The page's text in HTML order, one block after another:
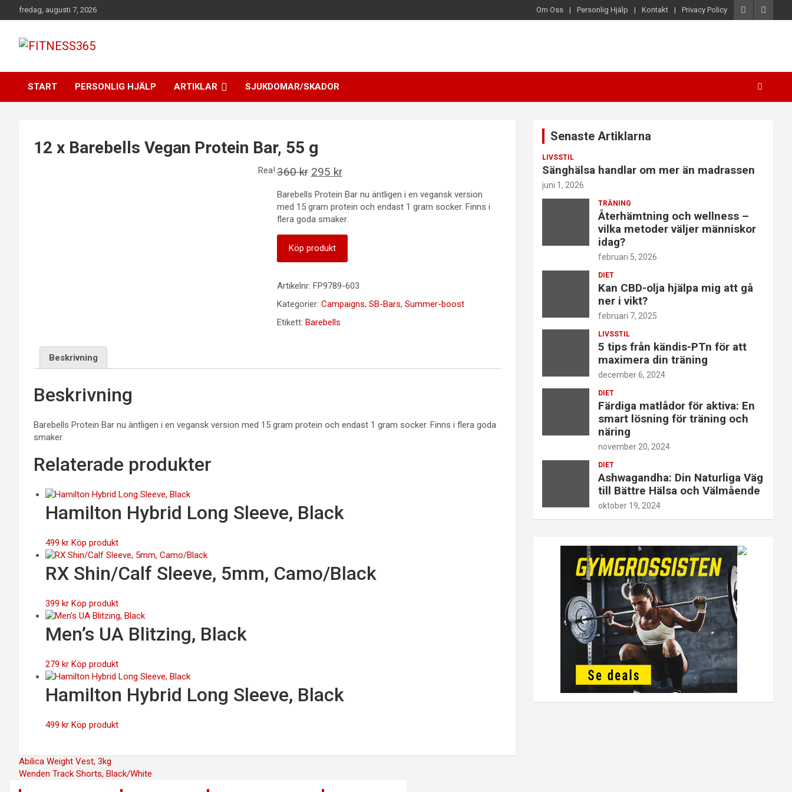
Hoppa
till
fredag, augusti 7, 2026 Om Oss Personlig Hjälp Kontakt Privacy Policy
FITNESS365
START PERSONLIG HJÄLP ARTIKLAR SJUKDOMAR/SKADOR
12 x Barebells Vegan Protein Bar, 55 g
Rea!360kr Det
priset
var:
360 kr.
295 krDet
priset
är:
295 kr.
Barebells Protein Bar nu äntligen i en vegansk version
med 15 gram protein och endast 1 gram socker. Finns i
flera goda smaker.
Köp produkt
Artikelnr: FP9789-603
Kategorier: Campaigns, SB-Bars, Summer-boost
Etikett: Barebells
Beskrivning
Beskrivning
Barebells Protein Bar nu äntligen i en vegansk version med 15 gram protein och endast 1 gram socker. Finns i flera goda
smaker.
Relaterade produkter
Hamilton Hybrid Long Sleeve, Black
499 kr Köp produkt
RX Shin/Calf Sleeve, 5mm, Camo/Black
399 kr Köp produkt
Men’s UA Blitzing, Black
279 kr Köp produkt
Hamilton Hybrid Long Sleeve, Black
499 kr Köp produkt
Inläggsnavigering
Abilica Weight Vest, 3kg
Wenden Track Shorts, Black/White
Senaste Artiklarna
LIVSSTIL
Sänghälsa handlar om mer än madrassen
juni 1, 2026
TRÄNING
Återhämtning och wellness –
vilka metoder väljer människor
idag?
februari 5, 2026
DIET
Kan CBD-olja hjälpa mig att gå
ner i vikt?
februari 7, 2025
LIVSSTIL
5 tips från kändis-PTn för att
maximera din träning
december 6, 2024
DIET
Färdiga matlådor för aktiva: En
smart lösning för träning och
näring
november 20, 2024
DIET
Ashwagandha: Din Naturliga Väg
till Bättre Hälsa och Välmående
oktober 19, 2024